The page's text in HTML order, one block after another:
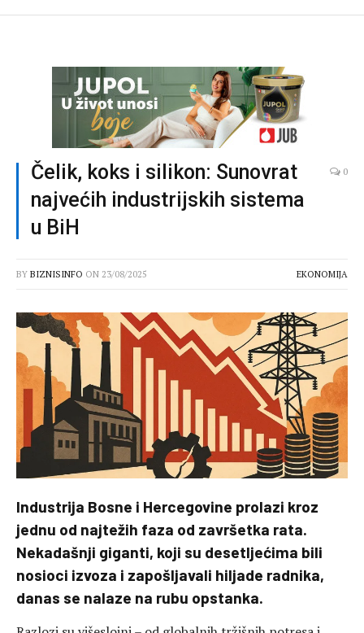
Čelik, koks i silikon: Sunovrat
najvećih industrijskih sistema
u BiH
0
BY BIZNISINFO ON 23/08/2025 EKONOMIJA
Industrija Bosne i Hercegovine prolazi kroz
jednu od najtežih faza od završetka rata.
Nekadašnji giganti, koji su desetljećima bili
nosioci izvoza i zapošljavali hiljade radnika,
danas se nalaze na rubu opstanka.